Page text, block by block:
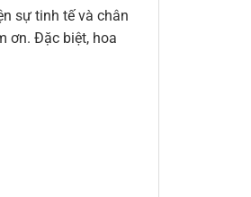
sự tinh tế và chân
ơn. Đặc biệt, hoa